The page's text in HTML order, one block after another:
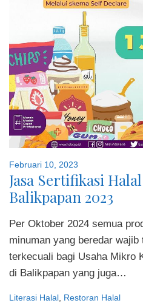
Jasa Sertifikasi
Balikpapan 2023
Februari 10, 2023
Per Oktober 2024 semua
minuman yang beredar
terkecuali bagi Usaha Mikro
di Balikpapan yang juga…
Literasi Halal Restoran Halal